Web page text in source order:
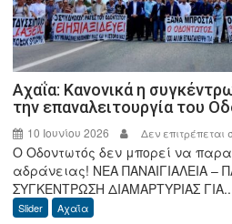
Αχαΐα: Κανονικά η
την επαναλειτουργία του
10 Ιουνίου 2026 Δεν επιτρέπεται
Ο Οδοντωτός δεν μπορεί να
αδράνειας! ΝΕΑ ΠΑΝΑΙΓΙΑΛΕΙΑ –
ΣΥΓΚΕΝΤΡΩΣΗ ΔΙΑΜΑΡΤΥΡΙΑΣ
Slider Αχαΐα